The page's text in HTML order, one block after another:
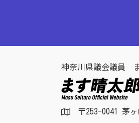
神奈川県議会議員
〒253-0041 茅